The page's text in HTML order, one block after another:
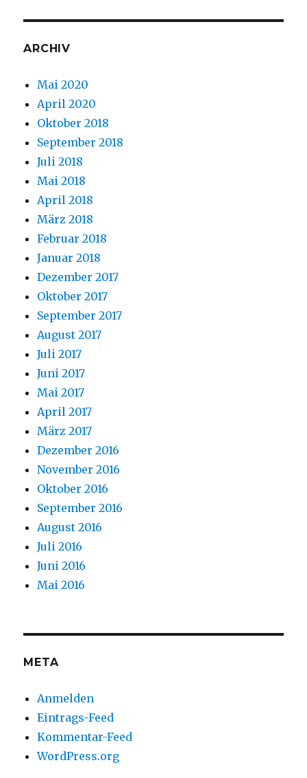
ARCHIV
Mai 2020
April 2020
Oktober 2018
September 2018
Juli 2018
Mai 2018
April 2018
März 2018
Februar 2018
Januar 2018
Dezember 2017
Oktober 2017
September 2017
August 2017
Juli 2017
Juni 2017
Mai 2017
April 2017
März 2017
Dezember 2016
November 2016
Oktober 2016
September 2016
August 2016
Juli 2016
Juni 2016
Mai 2016
META
Anmelden
Eintrags-Feed
Kommentar-Feed
WordPress.org